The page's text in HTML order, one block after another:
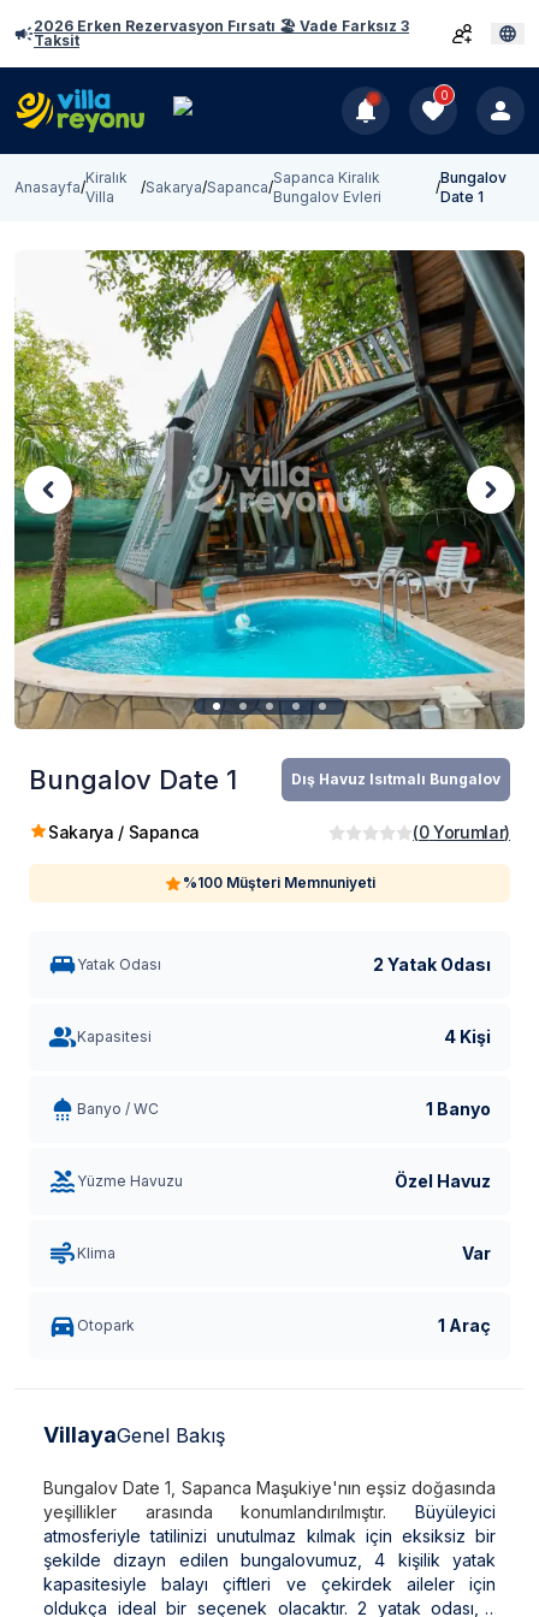
2026 Erken Rezervasyon Fırsatı 🏖️ Vade Farksız 3
Taksit
0
Anasayfa/
Kiralık
Villa
/Sakarya/Sapanca/
Sapanca Kiralık
Bungalov Evleri
/
Bungalov
Date 1
Bungalov Date 1 Dış Havuz Isıtmalı Bungalov
Sakarya / Sapanca (0 Yorumlar)
%100 Müşteri Memnuniyeti
Yatak Odası 2 Yatak Odası
Kapasitesi 4 Kişi
Banyo / WC 1 Banyo
Yüzme Havuzu Özel Havuz
Klima Var
Otopark 1 Araç
VillayaGenel Bakış
Bungalov Date 1, Sapanca Maşukiye'nın eşsiz doğasında
yeşillikler arasında konumlandırılmıştır. Büyüleyici
atmosferiyle tatilinizi unutulmaz kılmak için eksiksiz bir
şekilde dizayn edilen bungalovumuz, 4 kişilik yatak
kapasitesiyle balayı çiftleri ve çekirdek aileler için
oldukça ideal bir seçenek olacaktır. 2 yatak odası, 1